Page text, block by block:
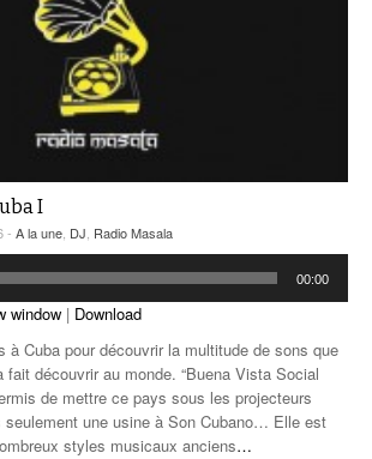
I
- A la une, DJ, Radio Masala
00:00
window | Download
à Cuba pour découvrir la multitude de sons que
découvrir au monde. “Buena Vista Social
de mettre ce pays sous les projecteurs
seulement une usine à Son Cubano… Elle est
styles musicaux anciens…